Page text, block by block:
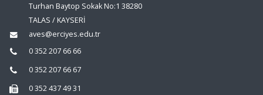
Turhan Baytop Sokak No:1 38280
TALAS / KAYSERİ
aves@erciyes.edu.tr
0 352 207 66 66
0 352 207 66 67
0 352 437 49 31